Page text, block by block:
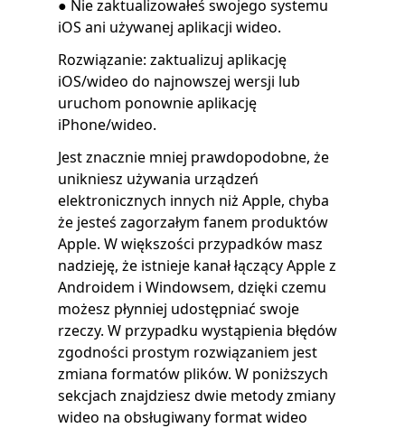
● Nie zaktualizowałeś swojego systemu
iOS ani używanej aplikacji wideo.
Rozwiązanie: zaktualizuj aplikację
iOS/wideo do najnowszej wersji lub
uruchom ponownie aplikację
iPhone/wideo.
Jest znacznie mniej prawdopodobne, że
unikniesz używania urządzeń
elektronicznych innych niż Apple, chyba
że jesteś zagorzałym fanem produktów
Apple. W większości przypadków masz
nadzieję, że istnieje kanał łączący Apple z
Androidem i Windowsem, dzięki czemu
możesz płynniej udostępniać swoje
rzeczy. W przypadku wystąpienia błędów
zgodności prostym rozwiązaniem jest
zmiana formatów plików. W poniższych
sekcjach znajdziesz dwie metody zmiany
wideo na obsługiwany format wideo